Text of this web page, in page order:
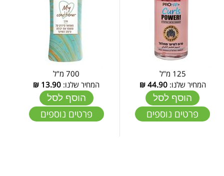
125 מ"ל
המחיר שלנו:44.90
₪
הוסף לסל
פרטים נוספים
700 מ"ל
המחיר שלנו: 13.90
₪
הוסף לסל
פרטים נוספים